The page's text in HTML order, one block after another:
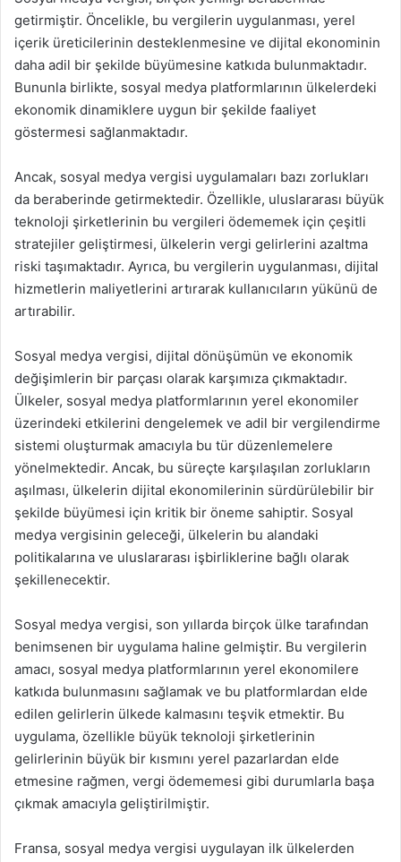
getirmiştir. Öncelikle, bu vergilerin uygulanması, yerel
içerik üreticilerinin desteklenmesine ve dijital ekonominin
daha adil bir şekilde büyümesine katkıda bulunmaktadır.
Bununla birlikte, sosyal medya platformlarının ülkelerdeki
ekonomik dinamiklere uygun bir şekilde faaliyet
göstermesi sağlanmaktadır.
Ancak, sosyal medya vergisi uygulamaları bazı zorlukları
da beraberinde getirmektedir. Özellikle, uluslararası büyük
teknoloji şirketlerinin bu vergileri ödememek için çeşitli
stratejiler geliştirmesi, ülkelerin vergi gelirlerini azaltma
riski taşımaktadır. Ayrıca, bu vergilerin uygulanması, dijital
hizmetlerin maliyetlerini artırarak kullanıcıların yükünü de
artırabilir.
Sosyal medya vergisi, dijital dönüşümün ve ekonomik
değişimlerin bir parçası olarak karşımıza çıkmaktadır.
Ülkeler, sosyal medya platformlarının yerel ekonomiler
üzerindeki etkilerini dengelemek ve adil bir vergilendirme
sistemi oluşturmak amacıyla bu tür düzenlemelere
yönelmektedir. Ancak, bu süreçte karşılaşılan zorlukların
aşılması, ülkelerin dijital ekonomilerinin sürdürülebilir bir
şekilde büyümesi için kritik bir öneme sahiptir. Sosyal
medya vergisinin geleceği, ülkelerin bu alandaki
politikalarına ve uluslararası işbirliklerine bağlı olarak
şekillenecektir.
Sosyal medya vergisi, son yıllarda birçok ülke tarafından
benimsenen bir uygulama haline gelmiştir. Bu vergilerin
amacı, sosyal medya platformlarının yerel ekonomilere
katkıda bulunmasını sağlamak ve bu platformlardan elde
edilen gelirlerin ülkede kalmasını teşvik etmektir. Bu
uygulama, özellikle büyük teknoloji şirketlerinin
gelirlerinin büyük bir kısmını yerel pazarlardan elde
etmesine rağmen, vergi ödememesi gibi durumlarla başa
çıkmak amacıyla geliştirilmiştir.
Fransa, sosyal medya vergisi uygulayan ilk ülkelerden